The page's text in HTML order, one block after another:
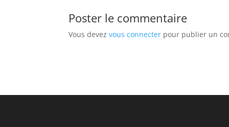
Poster le commentaire
Vous devezvous connecter pour publier un